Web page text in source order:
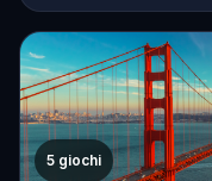
5 giochi